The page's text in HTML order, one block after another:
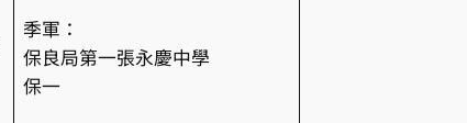
季軍：
保良局第一張永慶中學
保一